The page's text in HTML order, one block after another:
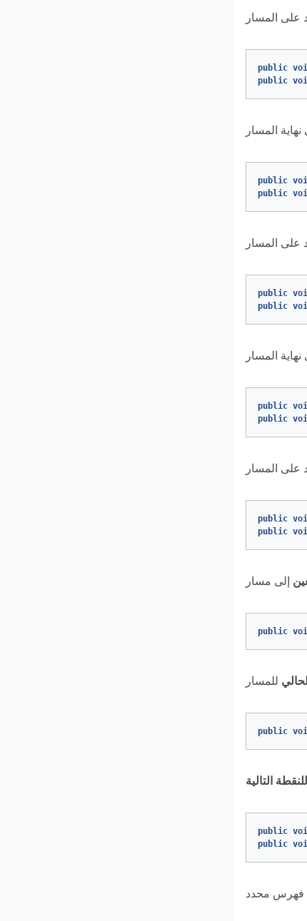
public
public
public
public
public
public
public
public
public
public
public
public
التالية
public
public